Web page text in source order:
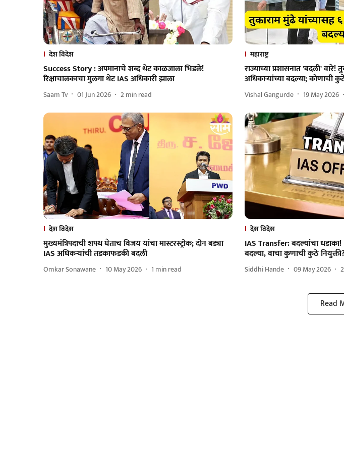
देश विदेश
Success Story : अपमानाचे शब्द थेट काळजाला भिडले!
रिक्षाचालकाचा मुलगा थेट IAS अधिकारी झाला
Saam Tv 01 Jun 2026 2min read
महाराष्ट्र
राज्याच्या प्रशासनात 'बदली'
अधिकाऱ्यांच्या बदल्या; कोणाची
Vishal Gangurde 19 May 2026
देश विदेश
मुख्यमंत्रिपदाची शपथ घेताच विजय यांचा मास्टरस्ट्रोक; दोन बड्या
IAS अधिकऱ्यांची तडकाफडकी बदली
Omkar Sonawane 10 May 2026 1 min read
देश विदेश
IAS Transfer: बदल्यांचा धडाका!
बदल्या, वाचा कुणाची कुठे
Siddhi Hande 09 May 2026 2
Read